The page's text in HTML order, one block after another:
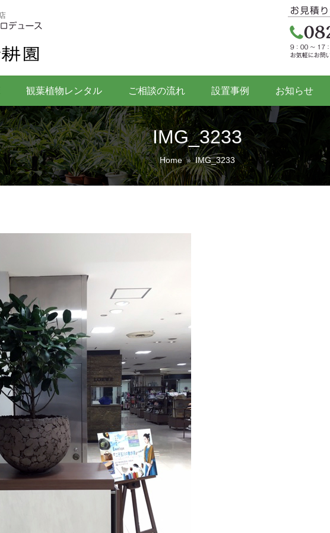
観葉植物レンタル ご相談の流れ 設置事例 お知らせ
IMG_3233
Home»IMG_3233